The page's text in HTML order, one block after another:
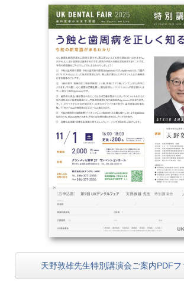
天野敦雄先生特別講演会ご案内PDFフ